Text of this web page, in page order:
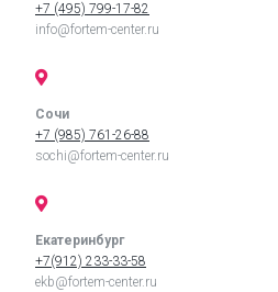
+7 (495) 799-17-82
info@fortem-center.ru
Сочи
+7 (985) 761-26-88
sochi@fortem-center.ru
Екатеринбург
+7(912) 233-33-58
ekb@fortem-center.ru